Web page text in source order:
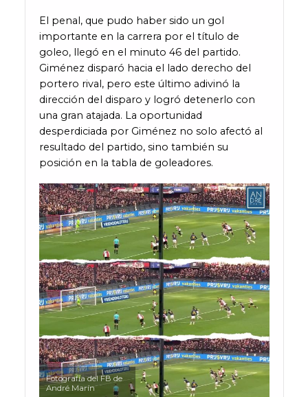
El penal, que pudo haber sido un gol
importante en la carrera por el título de
goleo, llegó en el minuto 46 del partido.
Giménez disparó hacia el lado derecho del
portero rival, pero este último adivinó la
dirección del disparo y logró detenerlo con
una gran atajada. La oportunidad
desperdiciada por Giménez no solo afectó al
resultado del partido, sino también su
posición en la tabla de goleadores.
Fotografía del FB de
André Marín